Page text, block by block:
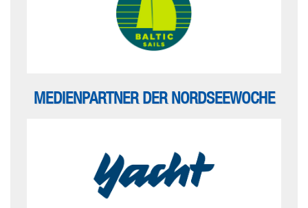
MEDIENPARTNER DER NORDSEEWOCHE